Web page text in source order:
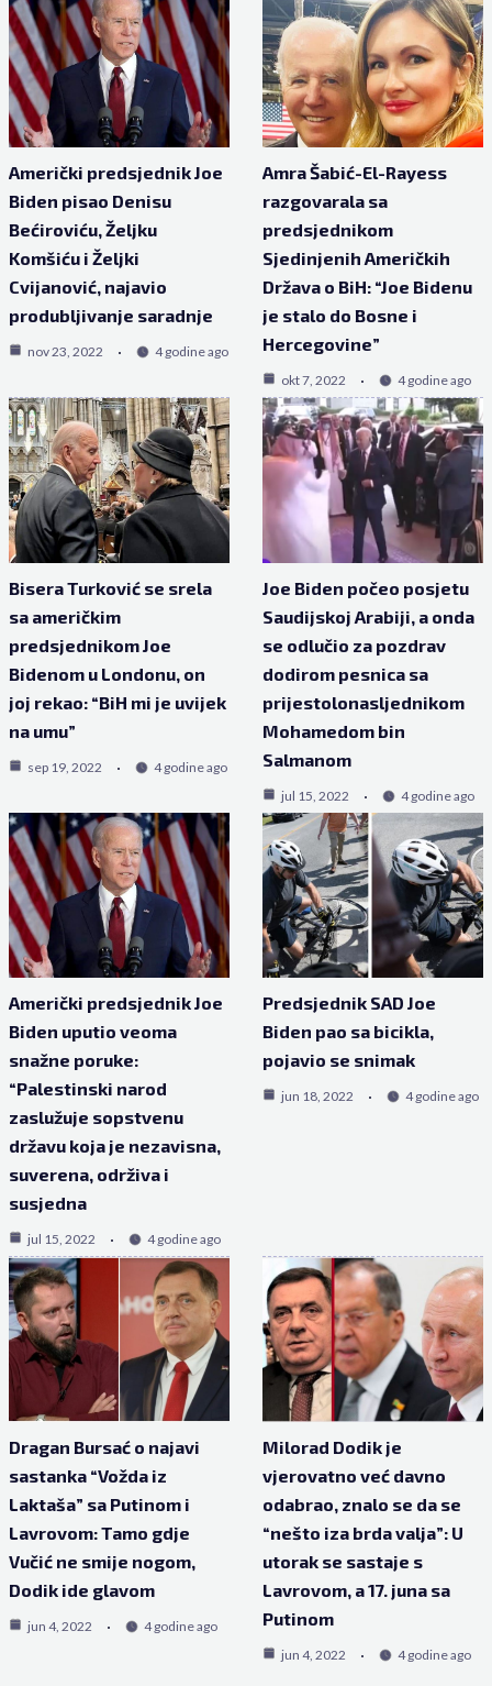
Američki predsjednik Joe
Biden pisao Denisu
Bećiroviću, Željku
Komšiću i Željki
Cvijanović, najavio
produbljivanje saradnje
nov 23, 2022 4 godine ago
Amra Šabić-El-Rayess
razgovarala sa
predsjednikom
Sjedinjenih Američkih
Država o BiH: “Joe Bidenu
je stalo do Bosne i
Hercegovine”
okt 7, 2022 4 godine ago
Bisera Turković se srela
sa američkim
predsjednikom Joe
Bidenom u Londonu, on
joj rekao: “BiH mi je uvijek
na umu”
sep 19, 2022 4 godine ago
Joe Biden počeo posjetu
Saudijskoj Arabiji, a onda
se odlučio za pozdrav
dodirom pesnica sa
prijestolonasljednikom
Mohamedom bin
Salmanom
jul 15, 2022 4 godine ago
Američki predsjednik Joe
Biden uputio veoma
snažne poruke:
“Palestinski narod
zaslužuje sopstvenu
državu koja je nezavisna,
suverena, održiva i
susjedna
jul 15, 2022 4 godine ago
Predsjednik SAD Joe
Biden pao sa bicikla,
pojavio se snimak
jun 18, 2022 4 godine ago
Dragan Bursać o najavi
sastanka “Vožda iz
Laktaša” sa Putinom i
Lavrovom: Tamo gdje
Vučić ne smije nogom,
Dodik ide glavom
jun 4, 2022 4 godine ago
Milorad Dodik je
vjerovatno već davno
odabrao, znalo se da se
“nešto iza brda valja”: U
utorak se sastaje s
Lavrovom, a 17. juna sa
Putinom
jun 4, 2022 4 godine ago